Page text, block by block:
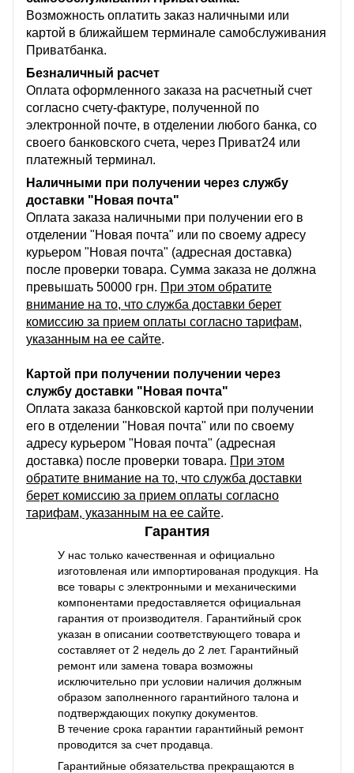
Возможность оплатить заказ наличными или
картой в ближайшем терминале самобслуживания
Приватбанка.
Безналичный расчет
Оплата оформленного заказа на расчетный счет
согласно счету-фактуре, полученной по
электронной почте, в отделении любого банка, со
своего банковского счета, через Приват24 или
платежный терминал.
Наличными при получении через службу
доставки "Новая почта"
Оплата заказа наличными при получении его в
отделении "Новая почта" или по своему адресу
курьером "Новая почта" (адресная доставка)
после проверки товара. Сумма заказа не должна
превышать 50000 грн. При этом обратите
внимание на то, что служба доставки берет
комиссию за прием оплаты согласно тарифам,
указанным на ее сайте.
Картой при получении получении через
службу доставки "Новая почта"
Оплата заказа банковской картой при получении
его в отделении "Новая почта" или по своему
адресу курьером "Новая почта" (адресная
доставка) после проверки товара. При этом
обратите внимание на то, что служба доставки
берет комиссию за прием оплаты согласно
тарифам, указанным на ее сайте.
Гарантия
У нас только качественная и официально
изготовленая или импортированая продукция. На
все товары с электронными и механическими
компонентами предоставляется официальная
гарантия от производителя. Гарантийный срок
указан в описании соответствующего товара и
составляет от 2 недель до 2 лет. Гарантийный
ремонт или замена товара возможны
исключительно при условии наличия должным
образом заполненного гарантийного талона и
подтверждающих покупку документов.
В течение срока гарантии гарантийный ремонт
проводится за счет продавца.
Гарантийные обязательства прекращаются в